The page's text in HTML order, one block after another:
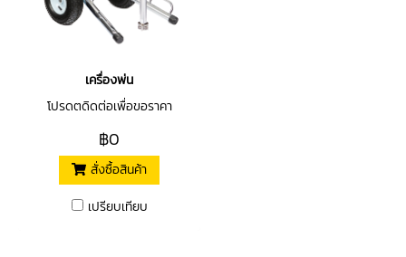
เครื่องพ่น
โปรดตดิดต่อเพื่อขอราคา
฿0
สั่งซื้อสินค้า
เปรียบเทียบ